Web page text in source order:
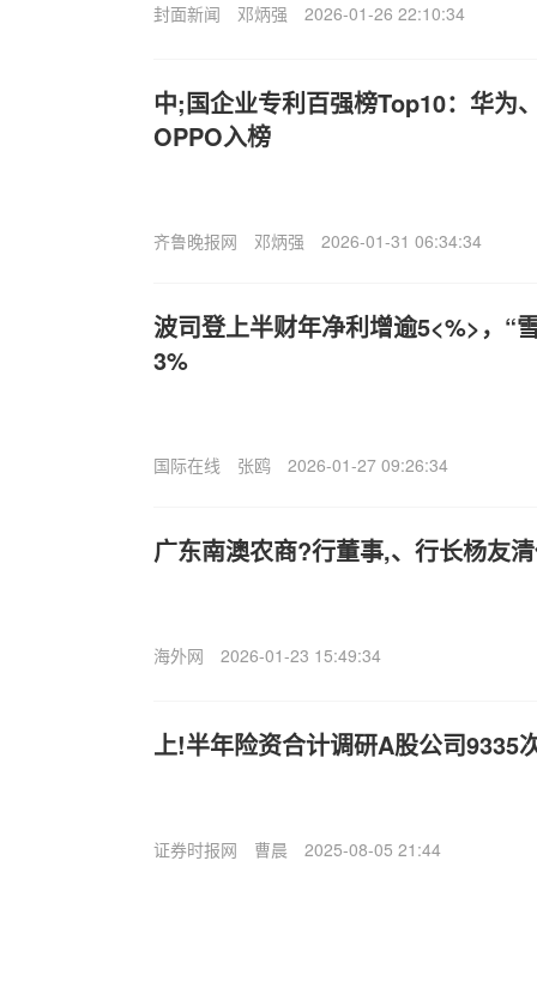
封面新闻 邓炳强 2026-01-26 22:10:34
中;国企业专利百强榜Top10：华为
OPPO入榜
齐鲁晚报网 邓炳强 2026-01-31 06:34:34
波司登上半财年净利增逾5<%>，“
3%
国际在线 张鸥 2026-01-27 09:26:34
广东南澳农商?行董事,、行长杨友
海外网 2026-01-23 15:49:34
上!半年险资合计调研A股公司9335
证券时报网 曹晨 2025-08-05 21:44